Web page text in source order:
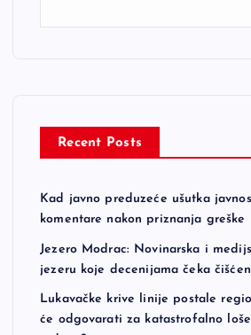
Recent Posts
Kad javno preduzeće ušutka
komentare nakon priznanja greške
Jezero Modrac: Novinarska i
jezeru koje decenijama čeka
Lukavačke krive linije postale
će odgovarati za katastrofalno